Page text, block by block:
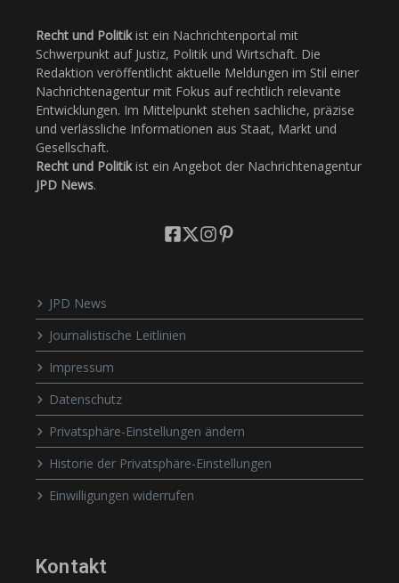
Recht und Politikist ein Nachrichtenportal mit
Schwerpunkt auf Justiz, Politik und Wirtschaft. Die
Redaktion veröffentlicht aktuelle Meldungen im Stil einer
Nachrichtenagentur mit Fokus auf rechtlich relevante
Entwicklungen. Im Mittelpunkt stehen sachliche, präzise
und verlässliche Informationen aus Staat, Markt und
Gesellschaft.
Recht und Politikist ein Angebot der Nachrichtenagentur
JPD News.
JPD News
Journalistische Leitlinien
Impressum
Datenschutz
Privatsphäre-Einstellungen ändern
Historie der Privatsphäre-Einstellungen
Einwilligungen widerrufen
Kontakt